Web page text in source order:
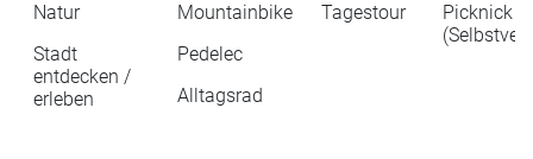
Natur
Stadt
entdecken /
erleben
Mountainbike
Pedelec
Alltagsrad
Tagestour
Picknick